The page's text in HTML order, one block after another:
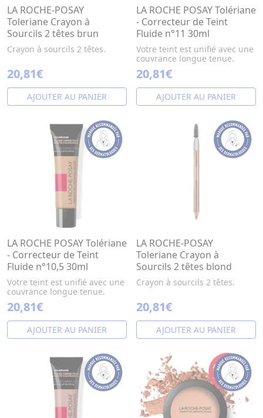
LA ROCHE-POSAY
Toleriane Crayon à
Sourcils 2 têtes brun
Crayon à sourcils 2 têtes.
20,81€
AJOUTER AU PANIER
LA ROCHE POSAY Tolériane
- Correcteur de Teint
Fluide n°11 30ml
Votre teint est unifié avec une
couvrance longue tenue.
20,81€
AJOUTER AU PANIER
LA ROCHE POSAY Tolériane
- Correcteur de Teint
Fluide n°10,5 30ml
Votre teint est unifié avec une
couvrance longue tenue.
20,81€
AJOUTER AU PANIER
LA ROCHE-POSAY
Toleriane Crayon à
Sourcils 2 têtes blond
Crayon à sourcils 2 têtes.
20,81€
AJOUTER AU PANIER